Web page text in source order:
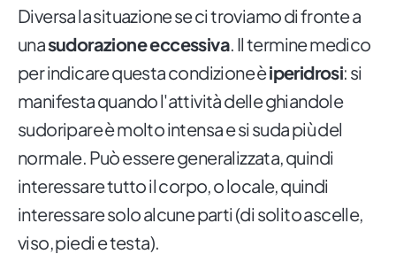
Diversa la situazione se ci troviamo di fronte a
unasudorazione eccessiva. Il termine medico
per indicare questa condizione èiperidrosi: si
manifesta quando l'attività delle ghiandole
sudoripare è molto intensa e si suda più del
normale. Può essere generalizzata, quindi
interessare tutto il corpo, o locale, quindi
interessare solo alcune parti (di solito ascelle,
viso, piedi e testa).